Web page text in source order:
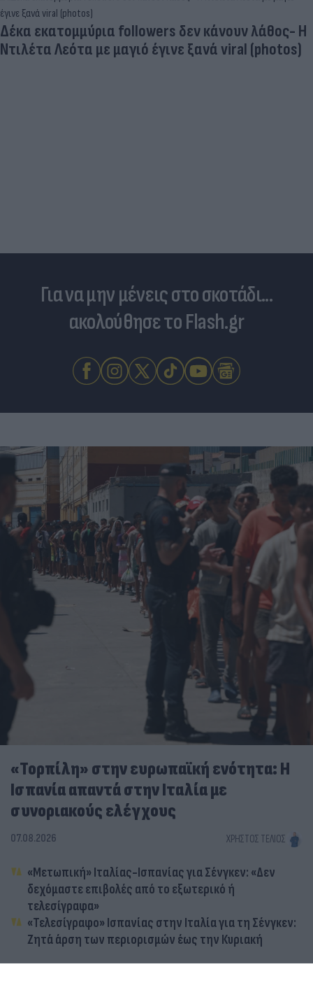
Δέκα εκατομμύρια followers δεν κάνουν λάθος- Η
Ντιλέτα Λεότα με μαγιό έγινε ξανά viral (photos)
Για να μην μένεις στο σκοτάδι...
ακολούθησε το Flash.gr
«Τορπίλη» στην ευρωπαϊκή ενότητα: Η
Ισπανία απαντά στην Ιταλία με
συνοριακούς ελέγχους
07.08.2026 ΧΡΉΣΤΟΣ ΤΈΛΙΟΣ
«Μετωπική» Ιταλίας-Ισπανίας για Σένγκεν: «Δεν
δεχόμαστε επιβολές από το εξωτερικό ή
τελεσίγραφα»
«Τελεσίγραφο» Ισπανίας στην Ιταλία για τη Σένγκεν:
Ζητά άρση των περιορισμών έως την Κυριακή